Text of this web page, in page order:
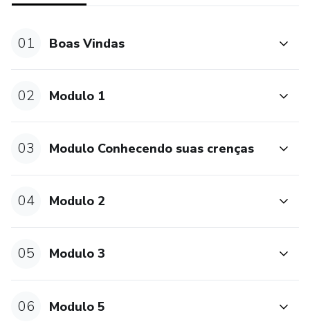
01 Boas Vindas
02 Modulo 1
03 Modulo Conhecendo suas crenças
04 Modulo 2
05 Modulo 3
06 Modulo 5